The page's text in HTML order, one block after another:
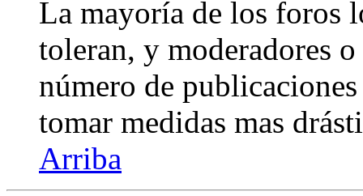
La mayoría de los foros
toleran, y moderadores
número de
tomar medidas mas
Arriba